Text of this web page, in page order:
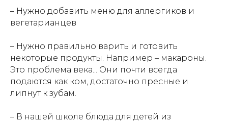
– Нужно добавить меню для аллергиков и
вегетарианцев
– Нужно правильно варить и готовить
некоторые продукты. Например – макароны.
Это проблема века... Они почти всегда
подаются как ком, достаточно пресные и
липнут к зубам.
– В нашей школе блюда для детей из